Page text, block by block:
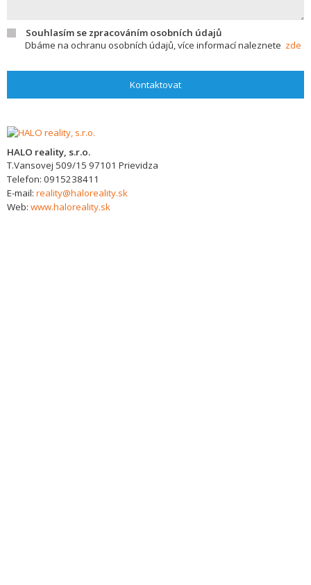
Souhlasím se zpracováním osobních údajů
Dbáme na ochranu osobních údajů, více informací naleznete zde
Kontaktovat
HALO reality, s.r.o.
T.Vansovej 509/15 97101 Prievidza
Telefon: 0915238411
E-mail: reality@haloreality.sk
Web: www.haloreality.sk